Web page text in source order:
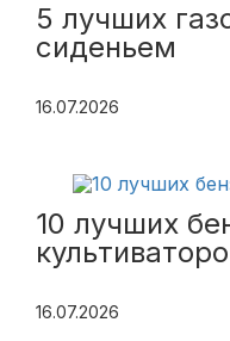
5 лучших
сиденьем
16.07.2026
10 лучших
16.07.2026